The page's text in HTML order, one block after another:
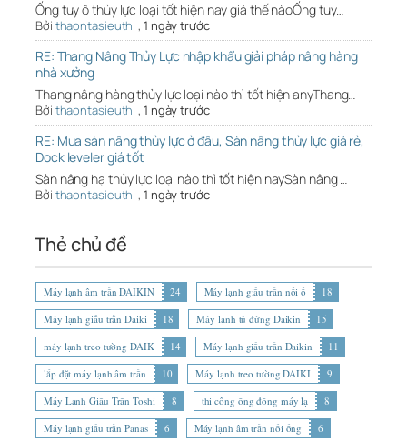
Ống tuy ô thủy lực loại tốt hiện nay giá thế nàoỐng tuy…
Bởi thaontasieuthi , 1 ngày trước
RE: Thang Nâng Thủy Lực nhập khẩu giải pháp nâng hàng
nhà xưởng
Thang nâng hàng thủy lực loại nào thì tốt hiện anyThang…
Bởi thaontasieuthi , 1 ngày trước
RE: Mua sàn nâng thủy lực ở đâu, Sàn nâng thủy lực giá rẻ,
Dock leveler giá tốt
Sàn nâng hạ thủy lực loại nào thì tốt hiện naySàn nâng …
Bởi thaontasieuthi , 1 ngày trước
Thẻ chủ đề
Máy lạnh âm trần DAIKIN 24 Máy lạnh giấu trần nối ố
18
Máy lạnh giấu trần Daiki
18 Máy lạnh tủ đứng Daikin
15
máy lạnh treo tường DAIK
14 Máy lạnh giấu trần Daikin
11
lắp đặt máy lạnh âm trần
10 Máy lạnh treo tường DAIKI
9
Máy Lạnh Giấu Trần Toshi
8 thi công ống đồng máy lạ
8
Máy lạnh giấu trần Panas
6 Máy lạnh âm trần nối ống
6